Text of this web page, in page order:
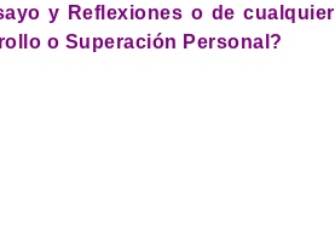
y Reflexiones o de cualquier
o Superación Personal?